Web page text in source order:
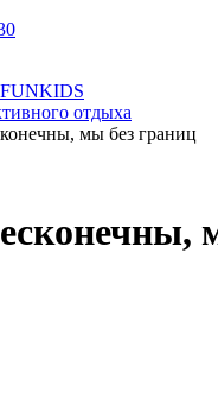
отдыха
мы без границ